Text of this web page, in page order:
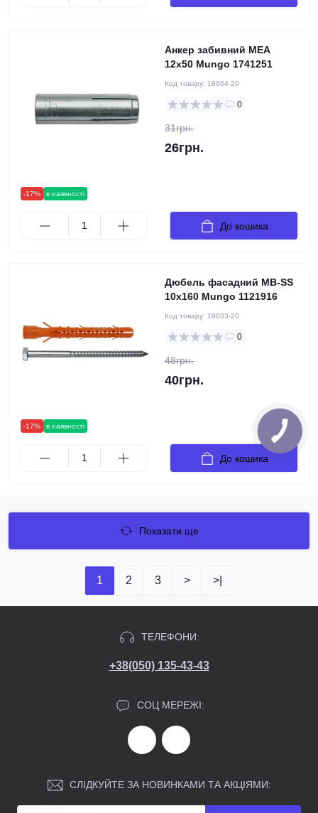
-17% в наявності
Анкер забивний MEA
12x50 Mungo 1741251
Код товару: 18964-20
0
31грн.
26грн.
До кошика
-17% в наявності
Дюбель фасадний MB-SS
10х160 Mungo 1121916
Код товару: 19033-20
0
48грн.
40грн.
До кошика
Показати ще
1 2 3 > >|
ТЕЛЕФОНИ:
+38(050) 135-43-43
СОЦ МЕРЕЖІ:
СЛІДКУЙТЕ ЗА НОВИНКАМИ ТА АКЦІЯМИ: